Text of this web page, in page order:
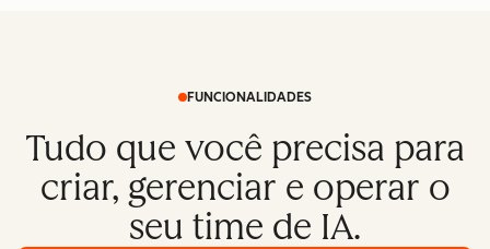
FUNCIONALIDADES
Tudo que você precisa para
criar, gerenciar e operar o
seu time de IA.